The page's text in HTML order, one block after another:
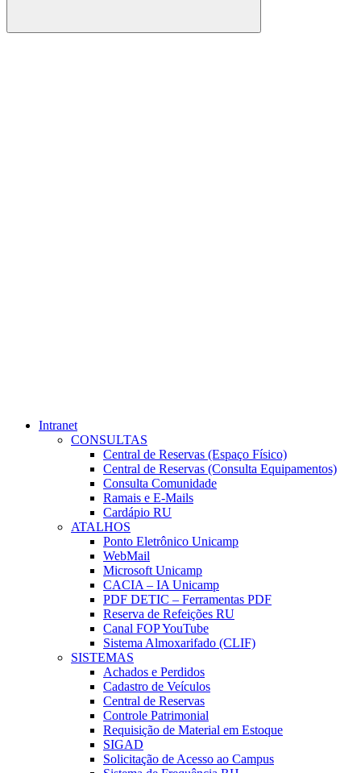
Buscar
Intranet
CONSULTAS
Central de Reservas (Espaço Físico)
Central de Reservas (Consulta Equipamentos)
Consulta Comunidade
Ramais e E-Mails
Cardápio RU
ATALHOS
Ponto Eletrônico Unicamp
WebMail
Microsoft Unicamp
CACIA – IA Unicamp
PDF DETIC – Ferramentas PDF
Reserva de Refeições RU
Canal FOP YouTube
Sistema Almoxarifado (CLIF)
SISTEMAS
Achados e Perdidos
Cadastro de Veículos
Central de Reservas
Controle Patrimonial
Requisição de Material em Estoque
SIGAD
Solicitação de Acesso ao Campus